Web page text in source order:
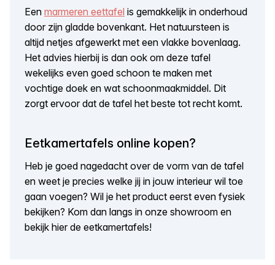
Een marmeren eettafel is gemakkelijk in onderhoud
door zijn gladde bovenkant. Het natuursteen is
altijd netjes afgewerkt met een vlakke bovenlaag.
Het advies hierbij is dan ook om deze tafel
wekelijks even goed schoon te maken met
vochtige doek en wat schoonmaakmiddel. Dit
zorgt ervoor dat de tafel het beste tot recht komt.
Eetkamertafels online kopen?
Heb je goed nagedacht over de vorm van de tafel
en weet je precies welke jij in jouw interieur wil toe
gaan voegen? Wil je het product eerst even fysiek
bekijken? Kom dan langs in onze showroom en
bekijk hier de eetkamertafels!